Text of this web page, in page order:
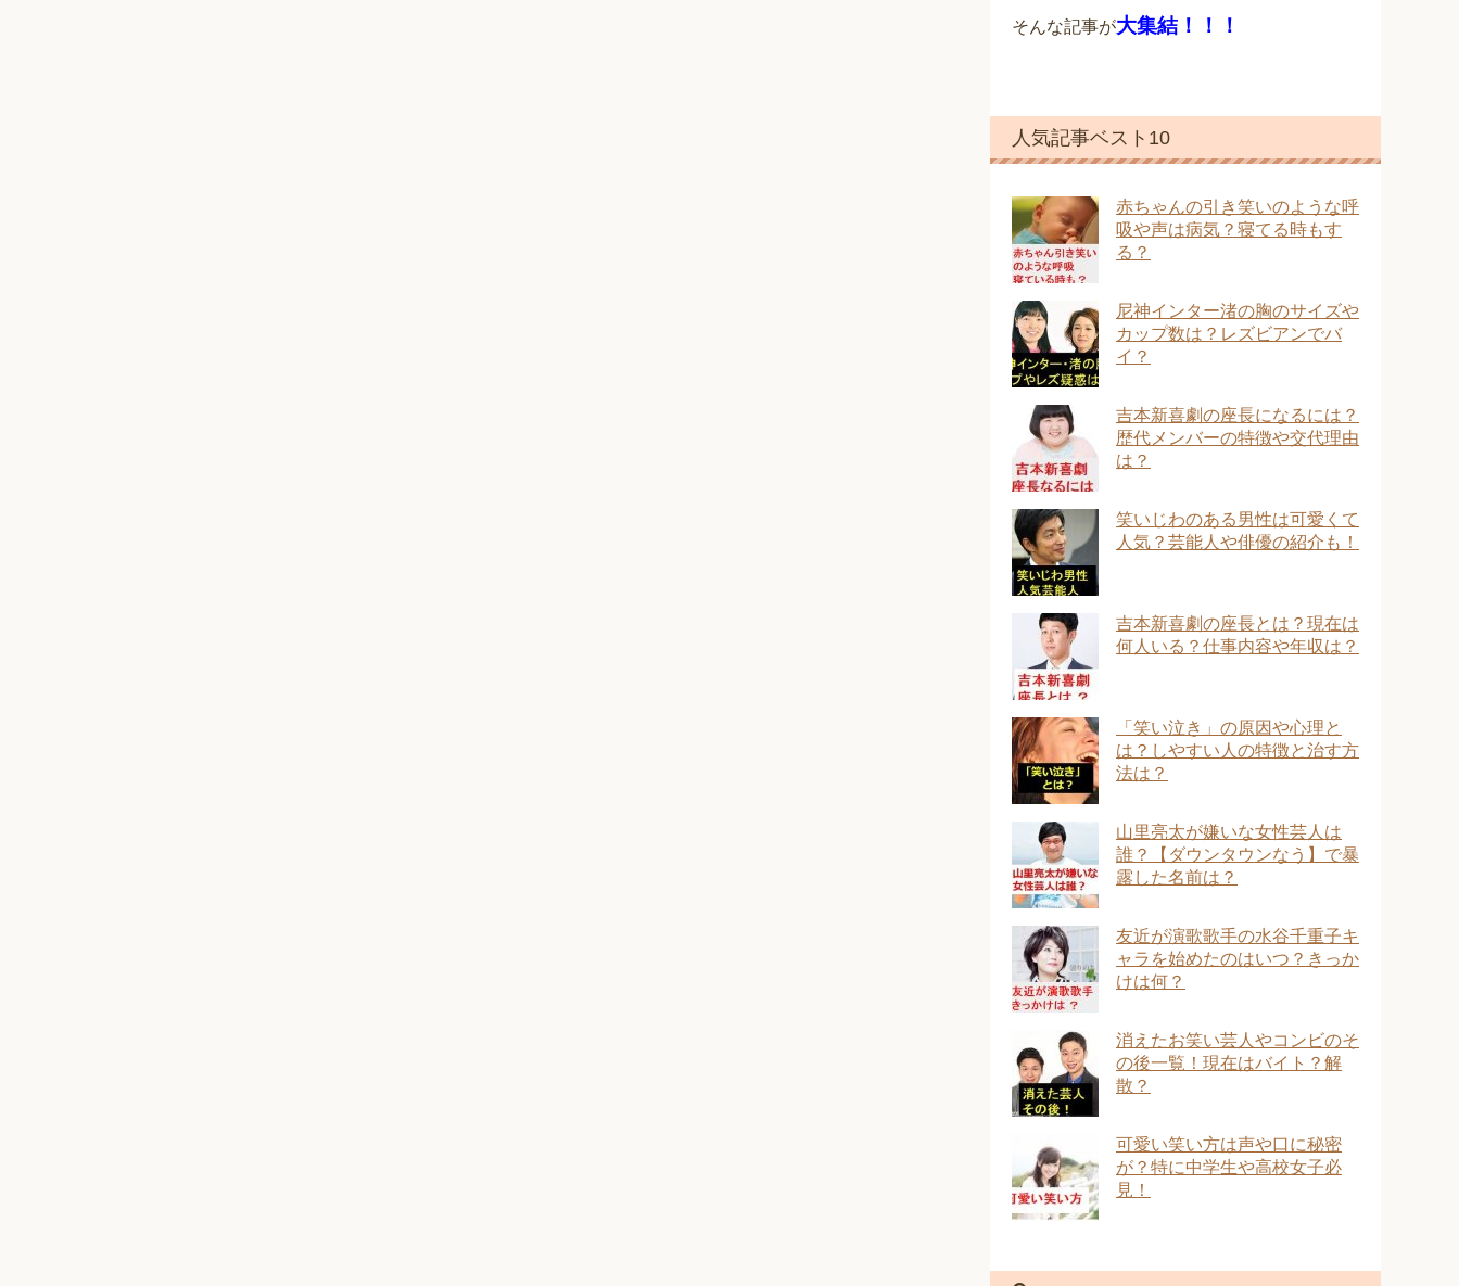
そんな記事が大集結！！！
人気記事ベスト10
赤ちゃんの引き笑いのような呼
吸や声は病気？寝てる時もす
る？
尼神インター渚の胸のサイズや
カップ数は？レズビアンでバ
イ？
吉本新喜劇の座長になるには？
歴代メンバーの特徴や交代理由
は？
笑いじわのある男性は可愛くて
人気？芸能人や俳優の紹介も！
吉本新喜劇の座長とは？現在は
何人いる？仕事内容や年収は？
「笑い泣き」の原因や心理と
は？しやすい人の特徴と治す方
法は？
山里亮太が嫌いな女性芸人は
誰？【ダウンタウンなう】で暴
露した名前は？
友近が演歌歌手の水谷千重子キ
ャラを始めたのはいつ？きっか
けは何？
消えたお笑い芸人やコンビのそ
の後一覧！現在はバイト？解
散？
可愛い笑い方は声や口に秘密
が？特に中学生や高校女子必
見！